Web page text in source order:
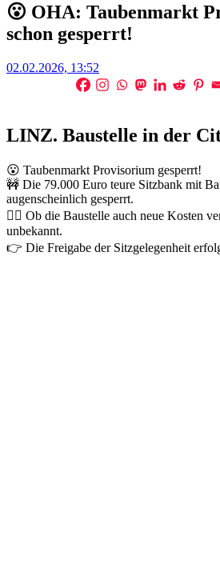
😮 OHA: Taubenmarkt
schon gesperrt!
Posted
02.02.2026, 13:52
LINZ. Baustelle in der
😮 Taubenmarkt Provisorium gesperrt!
🚧 Die 79.000 Euro teure Sitzbank mit
augenscheinlich gesperrt.
👷‍♀️ Ob die Baustelle auch neue Kosten
unbekannt.
👉 Die Freigabe der Sitzgelegenheit